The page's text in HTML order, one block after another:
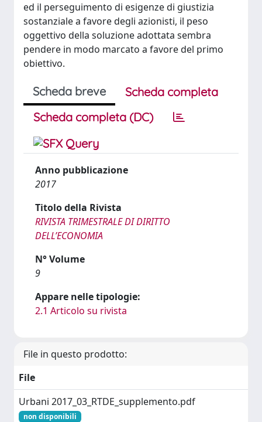
ed il perseguimento di esigenze di giustizia
sostanziale a favore degli azionisti, il peso
oggettivo della soluzione adottata sembra
pendere in modo marcato a favore del primo
obiettivo.
Scheda breve
Scheda completa
Scheda completa (DC)
Anno pubblicazione
2017
Titolo della Rivista
RIVISTA TRIMESTRALE DI DIRITTO
DELL’ECONOMIA
N° Volume
9
Appare nelle tipologie:
2.1 Articolo su rivista
File in questo prodotto:
File
Urbani 2017_03_RTDE_supplemento.pdf
non disponibili